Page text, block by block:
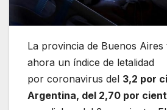
La provincia de Buenos Aires
ahora un índice de letalidad
por coronavirus del 3,2 por
Argentina, del 2,70 por